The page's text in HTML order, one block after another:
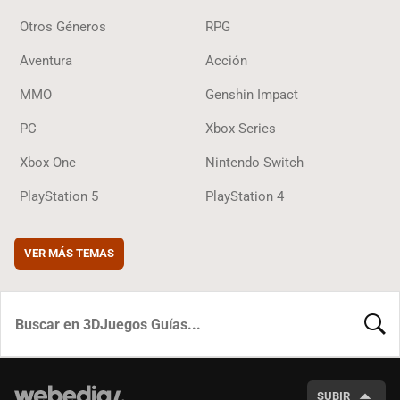
Otros Géneros RPG
Aventura Acción
MMO Genshin Impact
PC Xbox Series
Xbox One Nintendo Switch
PlayStation 5 PlayStation 4
VER MÁS TEMAS
SUBIR